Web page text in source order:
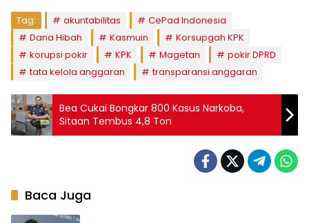
Tag: akuntabilitas
CePad Indonesia
Dana Hibah
Kasmuin
Korsupgah KPK
korupsi pokir
KPK Magetan
pokir DPRD
tata kelola anggaran
transparansi anggaran
Bea Cukai Bongkar 800 Kasus Narkoba,
Sitaan Tembus 4,8 Ton
Baca Juga